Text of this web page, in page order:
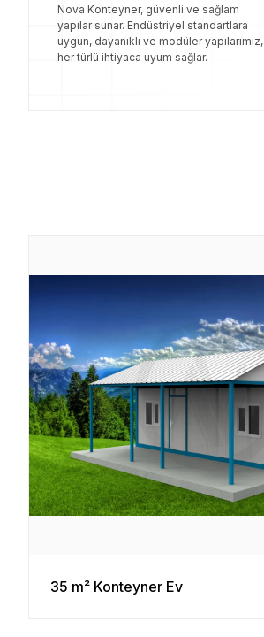
Nova Konteyner, güvenli ve sağlam
yapılar sunar. Endüstriyel standartlara
uygun, dayanıklı ve modüler yapılarımız,
her türlü ihtiyaca uyum sağlar.
35 m² Konteyner Ev